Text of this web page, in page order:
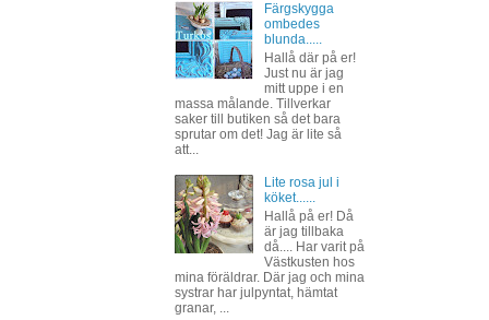
Färgskygga
ombedes
blunda.....
Hallå där på er!
Just nu är jag
mitt uppe i en
massa målande. Tillverkar
saker till butiken så det bara
sprutar om det! Jag är lite så
att...
Lite rosa jul i
köket......
Hallå på er! Då
är jag tillbaka
då.... Har varit på
Västkusten hos
mina föräldrar. Där jag och mina
systrar har julpyntat, hämtat
granar, ...